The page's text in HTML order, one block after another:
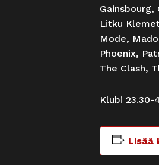
Gainsbourg,
Litku
Mode,
Phoenix,
The Clash,
Klubi 23.30-
Lisää